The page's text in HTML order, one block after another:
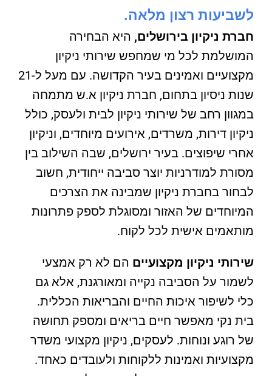
לשביעות רצון מלאה.
חברת ניקיון בירושלים, היא הבחירה
המושלמת לכל מי שמחפש שירותי ניקיון
מקצועיים ואמינים בעיר הקדושה. עם מעל ל-21
שנות ניסיון בתחום, חברת ניקיון א.ש מתמחה
במגוון רחב של שירותי ניקיון לבית ולעסק, כולל
ניקיון דירות, משרדים, אירועים מיוחדים, וניקיון
אחרי שיפוצים. בעיר ירושלים, שבה השילוב בין
מסורת למודרניות יוצר סביבה ייחודית, חשוב
לבחור בחברת ניקיון שמבינה את הצרכים
המיוחדים של האזור ומסוגלת לספק פתרונות
מותאמים אישית לכל לקוח.
שירותי ניקיון מקצועיים הם לא רק אמצעי
לשמור על הסביבה נקייה ומאורגנת, אלא גם
כלי לשיפור איכות החיים והבריאות הכללית.
בית נקי מאפשר חיים בריאים ומספק תחושה
של רוגע ונוחות. לעסקים, ניקיון מקצועי משדר
מקצועיות ואמינות ללקוחות ולעובדים כאחד.